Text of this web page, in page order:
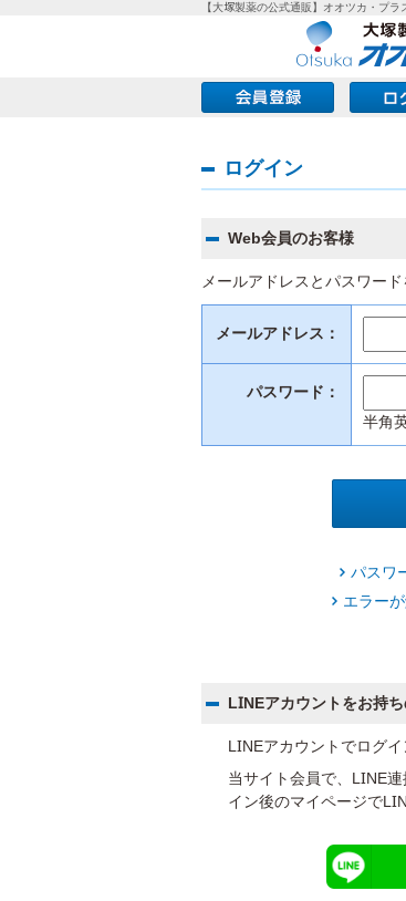
【大塚製薬の公式通販】オオツカ・プラ
ログイン
Web会員のお客様
メールアドレスとパスワー
メールアドレス：
パスワード：
半角
パスワ
エラー
LINEアカウントをお持
LINEアカウントでログイ
当サイト会員で、LINE
イン後のマイページで